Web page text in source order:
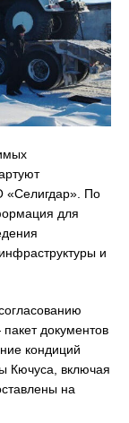
«Селигдар». По
для
и
документов
кондиций
Кючуса, включая
на